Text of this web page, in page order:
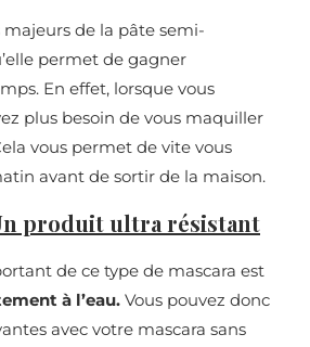
majeurs de la pâte semi-
permet de gagner
En effet, lorsque vous
plus besoin de vous maquiller
vous permet de vite vous
avant de sortir de la maison.
produit ultra résistant
de ce type de mascara est
à l’eau. Vous pouvez donc
avec votre mascara sans